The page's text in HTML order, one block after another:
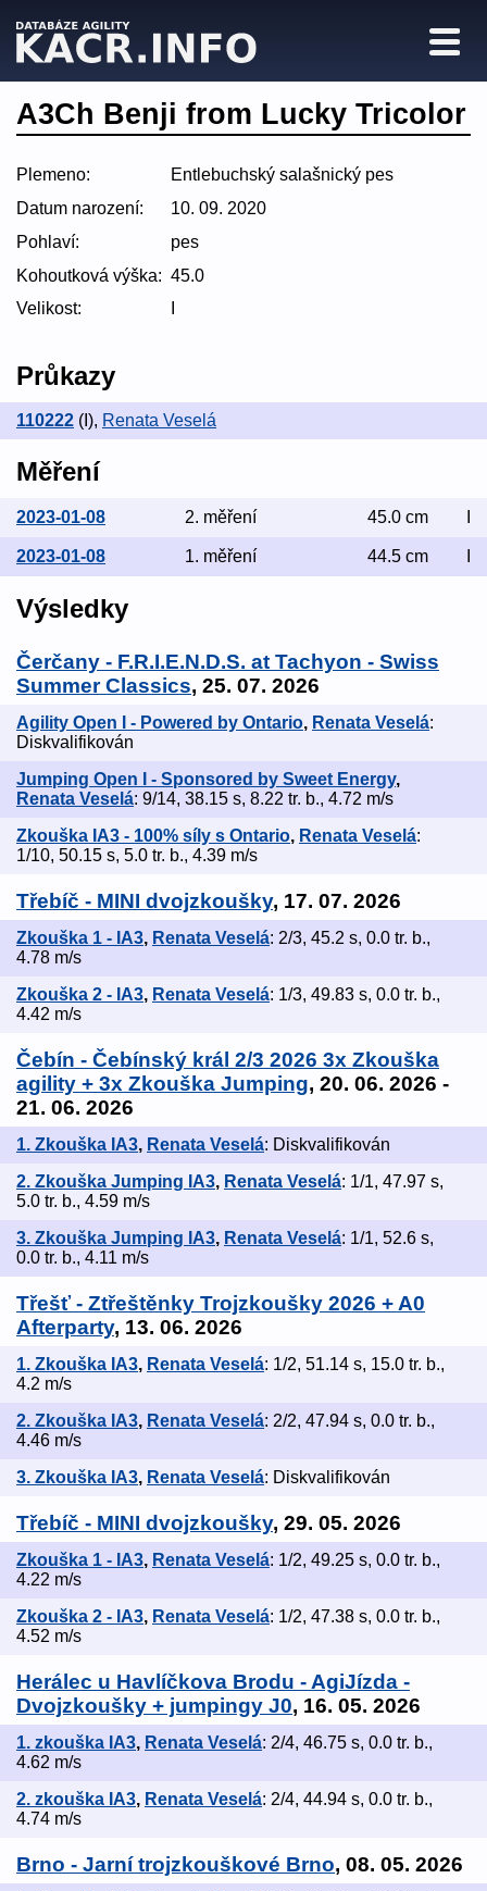
A3Ch Benji from Lucky Tricolor
Plemeno:
Entlebuchský salašnický pes
Datum narození:
10. 09. 2020
Pohlaví:
pes
Kohoutková výška: 45.0
Velikost:
Průkazy
110222 (I), Renata Veselá
Měření
2023-01-08 2. měření 45.0 cm
2023-01-08 1. měření 44.5 cm
Výsledky
Čerčany - F.R.I.E.N.D.S. at Tachyon - Swiss
Summer Classics, 25. 07. 2026
Agility Open I - Powered by Ontario, Renata Veselá:
Diskvalifikován
Jumping Open I - Sponsored by Sweet Energy,
Renata Veselá: 9/14, 38.15 s, 8.22 tr. b., 4.72 m/s
Zkouška IA3 - 100% síly s Ontario, Renata Veselá:
1/10, 50.15 s, 5.0 tr. b., 4.39 m/s
Třebíč - MINI dvojzkoušky, 17. 07. 2026
Zkouška 1 - IA3, Renata Veselá: 2/3, 45.2 s, 0.0 tr. b.,
4.78 m/s
Zkouška 2 - IA3, Renata Veselá: 1/3, 49.83 s, 0.0 tr. b.,
4.42 m/s
Čebín - Čebínský král 2/3 2026 3x Zkouška
agility + 3x Zkouška Jumping, 20. 06. 2026 -
21. 06. 2026
1. Zkouška IA3, Renata Veselá: Diskvalifikován
2. Zkouška Jumping IA3, Renata Veselá: 1/1, 47.97 s,
5.0 tr. b., 4.59 m/s
3. Zkouška Jumping IA3, Renata Veselá: 1/1, 52.6 s,
0.0 tr. b., 4.11 m/s
Třešť - Ztřeštěnky Trojzkoušky 2026 + A0
Afterparty, 13. 06. 2026
1. Zkouška IA3, Renata Veselá: 1/2, 51.14 s, 15.0 tr. b.,
4.2 m/s
2. Zkouška IA3, Renata Veselá: 2/2, 47.94 s, 0.0 tr. b.,
4.46 m/s
3. Zkouška IA3, Renata Veselá: Diskvalifikován
Třebíč - MINI dvojzkoušky, 29. 05. 2026
Zkouška 1 - IA3, Renata Veselá: 1/2, 49.25 s, 0.0 tr. b.,
4.22 m/s
Zkouška 2 - IA3, Renata Veselá: 1/2, 47.38 s, 0.0 tr. b.,
4.52 m/s
Herálec u Havlíčkova Brodu - AgiJízda -
Dvojzkoušky + jumpingy J0, 16. 05. 2026
1. zkouška IA3, Renata Veselá: 2/4, 46.75 s, 0.0 tr. b.,
4.62 m/s
2. zkouška IA3, Renata Veselá: 2/4, 44.94 s, 0.0 tr. b.,
4.74 m/s
Brno - Jarní trojzkouškové Brno, 08. 05. 2026